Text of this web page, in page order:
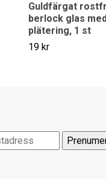
Guldfärgat
berlock glas
plätering, 1 st
19 kr